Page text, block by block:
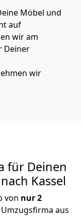
Möbel und
auf
wir am
Deiner
wir
für Deinen
Kassel
von nur 2
aus